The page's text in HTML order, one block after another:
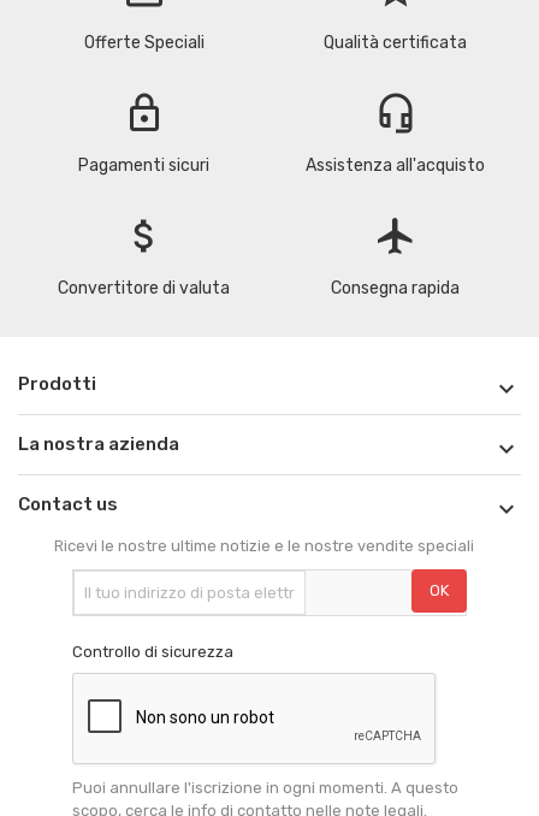
Offerte Speciali Qualità certificata
lock
Pagamenti sicuri
headset_mic
Assistenza all'acquisto
attach_money
Convertitore di valuta
flight
Consegna rapida
Prodotti 
La nostra azienda 
Contact us 
Ricevi le nostre ultime notizie e le nostre vendite speciali
Controllo di sicurezza
Puoi annullare l'iscrizione in ogni momenti. A questo
scopo, cerca le info di contatto nelle note legali.